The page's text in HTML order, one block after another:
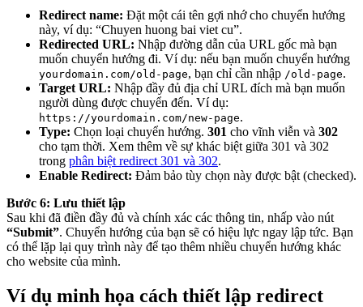
Redirect name: Đặt một cái tên gợi nhớ cho chuyển hướng
này, ví dụ: “Chuyen huong bai viet cu”.
Redirected URL: Nhập đường dẫn của URL gốc mà bạn
muốn chuyển hướng đi. Ví dụ: nếu bạn muốn chuyển hướng
yourdomain.com/old-page, bạn chỉ cần nhập /old-page.
Target URL: Nhập đầy đủ địa chỉ URL đích mà bạn muốn
người dùng được chuyển đến. Ví dụ:
https://yourdomain.com/new-page.
Type: Chọn loại chuyển hướng. 301 cho vĩnh viễn và 302
cho tạm thời. Xem thêm về sự khác biệt giữa 301 và 302
trong phân biệt redirect 301 và 302.
Enable Redirect: Đảm bảo tùy chọn này được bật (checked).
Bước 6: Lưu thiết lập
Sau khi đã điền đầy đủ và chính xác các thông tin, nhấp vào nút
“Submit”. Chuyển hướng của bạn sẽ có hiệu lực ngay lập tức. Bạn
có thể lặp lại quy trình này để tạo thêm nhiều chuyển hướng khác
cho website của mình.
Ví dụ minh họa cách thiết lập redirect